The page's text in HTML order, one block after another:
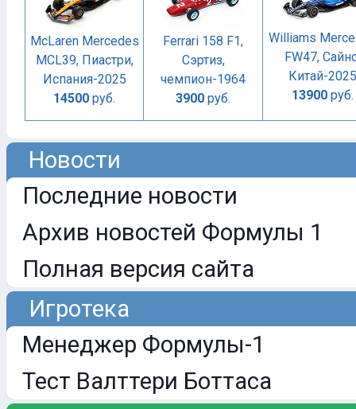
McLaren Mercedes
MCL39, Пиастри,
Испания-2025
14500 руб.
Ferrari 158 F1,
Сэртиз,
чемпион-1964
3900 руб.
Williams
FW47,
Китай-2025
13900руб.
Новости
Последние новости
Архив новостей Формулы 1
Полная версия сайта
Игротека
Менеджер Формулы-1
Тест Валттери Боттаса